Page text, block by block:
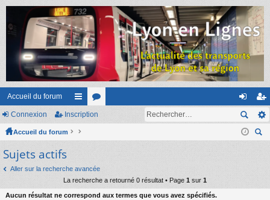
Accueil du forum
ac
co
ci
s
or
s
on
ne
ns
cri
Connexion Inscription
Accueil du forum
Sujets actifs
Aller sur la recherche avancée
La recherche a retourné 0 résultat • Page 1 sur 1
Aucun résultat ne correspond aux termes que vous avez spécifiés.